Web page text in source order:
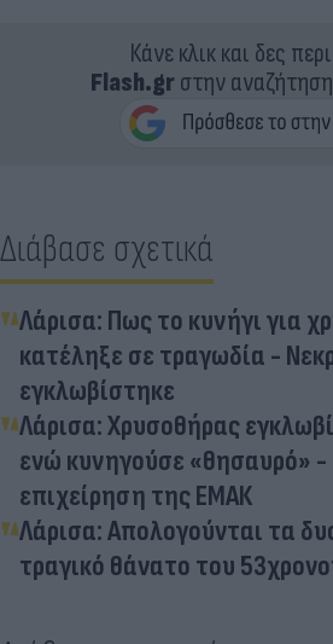
Κάνε κλικ και δες
Flash.grστην
Διάβασε σχετικά
Λάρισα: Πως το κυνήγι για
κατέληξε σε τραγωδία -
εγκλωβίστηκε
Λάρισα: Χρυσοθήρας
ενώ κυνηγούσε «θησαυρό»
επιχείρηση της ΕΜΑΚ
Λάρισα: Απολογούνται τα
τραγικό θάνατο του